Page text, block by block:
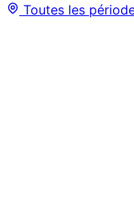
Toutes les